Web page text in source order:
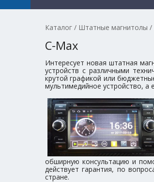
Каталог / Штатные магнитолы /
C-Max
Интересует новая штатная
устройств с различными
крутой графикой или
мультимедийное устройство, а
обширную консультацию и
действует гарантия, по
стране.